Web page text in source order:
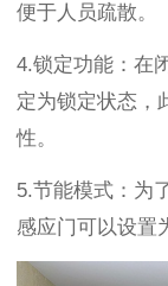
便于人员疏散。
4.锁定功能：在
定为锁定状态，
性。
5.节能模式：为
感应门可以设置